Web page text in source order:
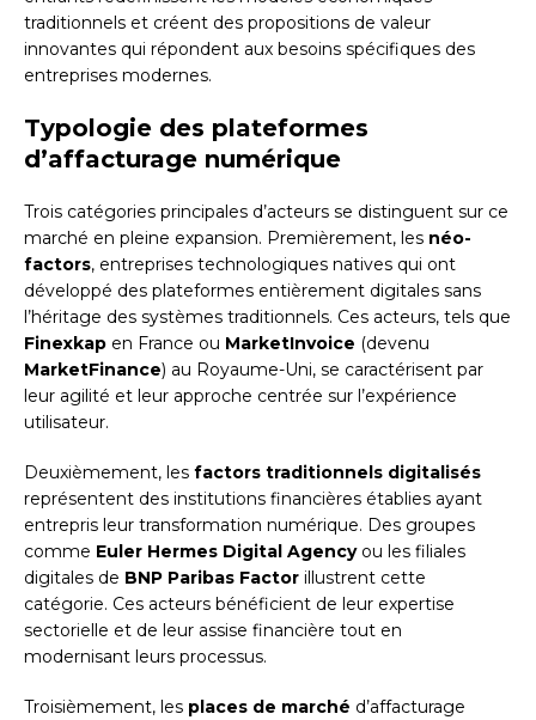
traditionnels et créent des propositions de valeur
innovantes qui répondent aux besoins spécifiques des
entreprises modernes.
Typologie des plateformes
d’affacturage numérique
Trois catégories principales d’acteurs se distinguent sur ce
marché en pleine expansion. Premièrement, les néo-
factors, entreprises technologiques natives qui ont
développé des plateformes entièrement digitales sans
l’héritage des systèmes traditionnels. Ces acteurs, tels que
Finexkap en France ou MarketInvoice (devenu
MarketFinance) au Royaume-Uni, se caractérisent par
leur agilité et leur approche centrée sur l’expérience
utilisateur.
Deuxièmement, les factors traditionnels digitalisés
représentent des institutions financières établies ayant
entrepris leur transformation numérique. Des groupes
comme Euler Hermes Digital Agencyou les filiales
digitales de BNP Paribas Factor illustrent cette
catégorie. Ces acteurs bénéficient de leur expertise
sectorielle et de leur assise financière tout en
modernisant leurs processus.
Troisièmement, les places de marché d’affacturage